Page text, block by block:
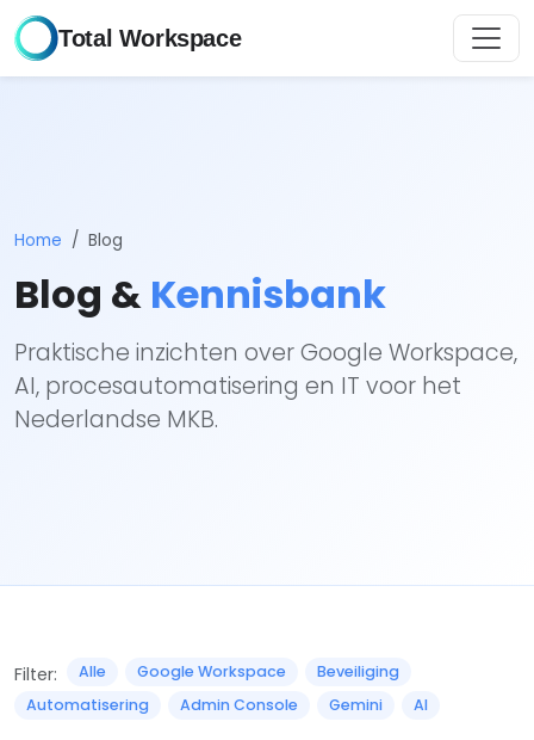
Total Workspace
Home Blog
Blog & Kennisbank
Praktische inzichten over Google Workspace,
AI, procesautomatisering en IT voor het
Nederlandse MKB.
Filter: Alle Google Workspace
Beveiliging
Automatisering
Admin Console Gemini AI